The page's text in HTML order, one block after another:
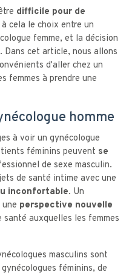
difficile pour de
cela le choix entre un
femme, et la décision
cet article, nous allons
d'aller chez un
femmes à prendre une
homme
à voir un gynécologue
féminins peuvent se
de sexe masculin.
de santé intime avec une
inconfortable. Un
perspective nouvelle
auxquelles les femmes
masculins sont
féminins, de